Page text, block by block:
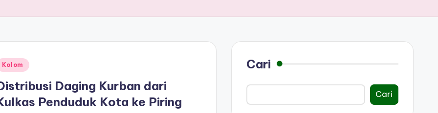
Kolom
Daging Kurban dari
Penduduk Kota ke Piring
Cari
Cari